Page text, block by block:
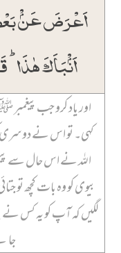
اَعۡرَضَ عَنۡۢ
اَنۡۢبَاَکَ ہٰذَا
اور یاد کرو جب
کہی۔ تو اس نے دوسری
اللہ نے اس حال سے
بیوی کو وہ بات کچھ تو
لگیں کہ آپ کو یہ کس نے